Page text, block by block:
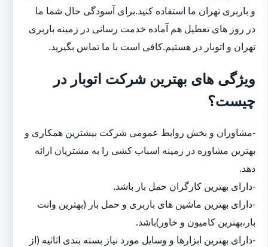
و باربری تهران ما استفاده کنید.برای آسودگی حال شما ما
در روز های تعطیل هم آماده خدمت رسانی در زمینه باربری
تهران و اتوبار در هستیم.کافی است با ما تماس بگیرید.
ویژگی های بهترین شرکت اتوبار در
چیست؟
-مشاوران و بخش روابط عمومی شرکت بیشترین همکاری و
بهترین مشاوره در زمینه اسباب کشی را به مشتریان ارائه
دهد.
-دارای بهترین کارگران حمل بار باشد.
-دارای بهترین ماشین های باربری و حمل بار (بهترین وانت
بار،بهترین کامیون و خاور)باشد.
-دارای بهترین ابزارها و وسایل مورد نیاز بسته بندی اثاثیه (از